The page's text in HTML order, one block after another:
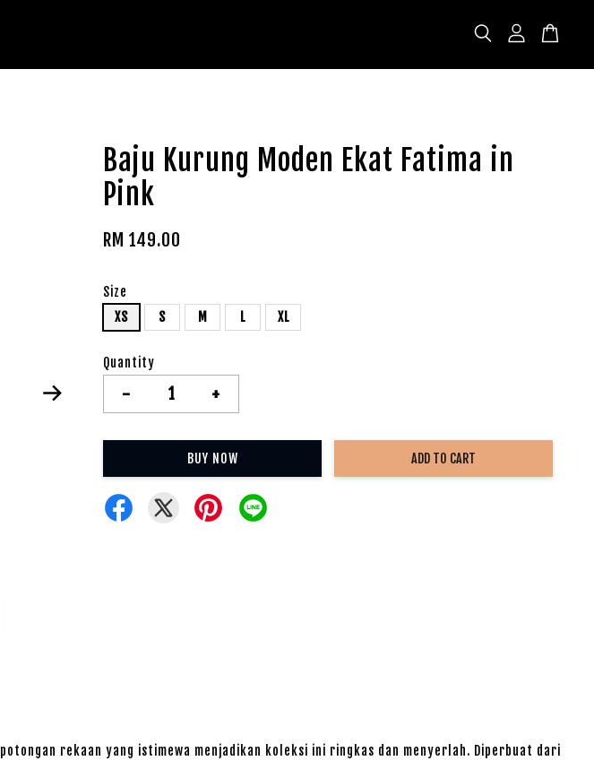
Baju Kurung Moden Ekat Fatima in
Pink
RM 149.00
Size
XS
S M L XL
Quantity
- +
BUY NOW ADD TO CART
rekaan yang istimewa menjadikan koleksi ini ringkas dan menyerlah. Diperbuat dari